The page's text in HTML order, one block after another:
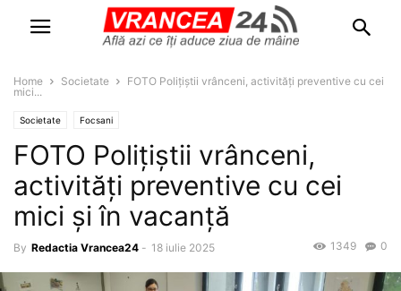
Home Societate
FOTO Polițiștii vrânceni, activități preventive cu cei
mici...
Societate Focsani
FOTO Polițiștii vrânceni,
activități preventive cu cei
mici și în vacanță
By Redactia Vrancea24 - 18 iulie 2025 0
1349